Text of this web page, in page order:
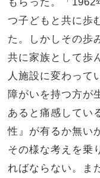
つ子どもと共に歩
た。しかしその歩
共に家族として歩
人施設に変わって
障がいを持つ方が
あると痛感してい
性』が有るか無い
その様な考えを乗
ればならない。ま